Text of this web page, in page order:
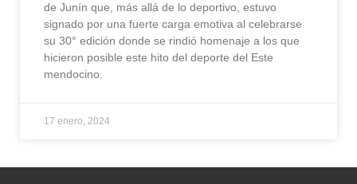
de Junín que, más allá de lo deportivo, estuvo
signado por una fuerte carga emotiva al celebrarse
su 30° edición donde se rindió homenaje a los que
hicieron posible este hito del deporte del Este
mendocino.
17 enero, 2024